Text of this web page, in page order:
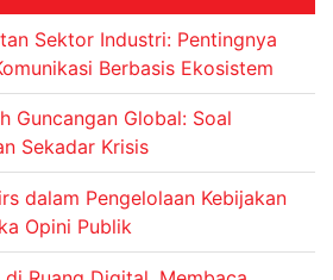
Sektor Industri: Pentingnya
Berbasis Ekosistem
Guncangan Global: Soal
Sekadar Krisis
dalam Pengelolaan Kebijakan
Opini Publik